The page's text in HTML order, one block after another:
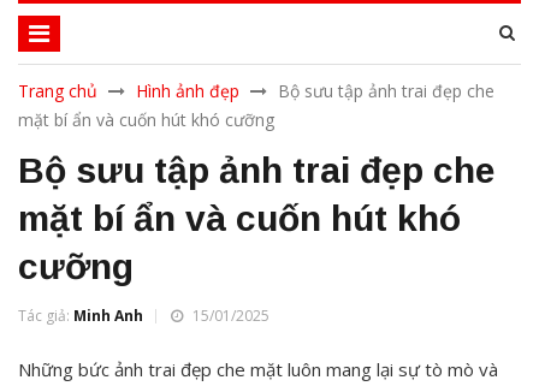
Trang chủ Hình ảnh đẹp
Bộ sưu tập ảnh trai đẹp che
mặt bí ẩn và cuốn hút khó cưỡng
Bộ sưu tập ảnh trai đẹp che
mặt bí ẩn và cuốn hút khó
cưỡng
Tác giả: Minh Anh 15/01/2025
Những bức ảnh trai đẹp che mặt luôn mang lại sự tò mò và